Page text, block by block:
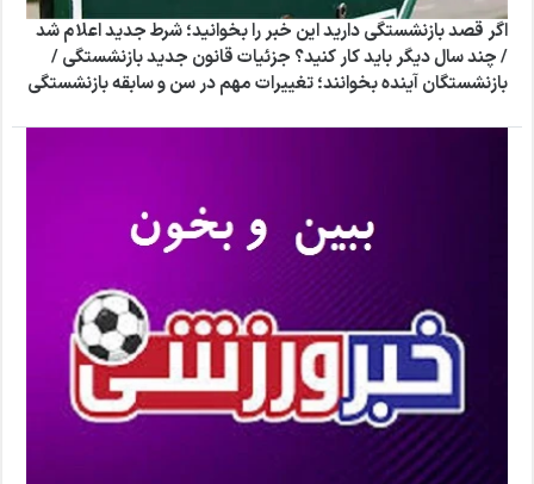
اگر قصد بازنشستگی دارید این خبر را بخوانید؛ شرط جدید اعلام شد
/ چند سال دیگر باید کار کنید؟ جزئیات قانون جدید بازنشستگی /
بازنشستگان آینده بخوانند؛ تغییرات مهم در سن و سابقه بازنشستگی